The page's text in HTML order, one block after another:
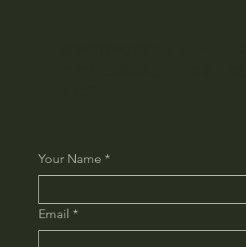
Your Name *
Email *